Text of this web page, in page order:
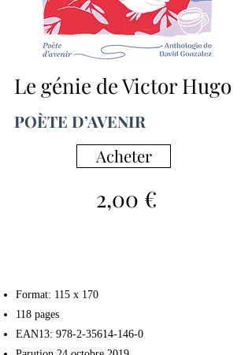
Le génie de Victor Hugo
POÈTE D’AVENIR
Acheter
2,00 €
Format: 115 x 170
118 pages
EAN13: 978-2-35614-146-0